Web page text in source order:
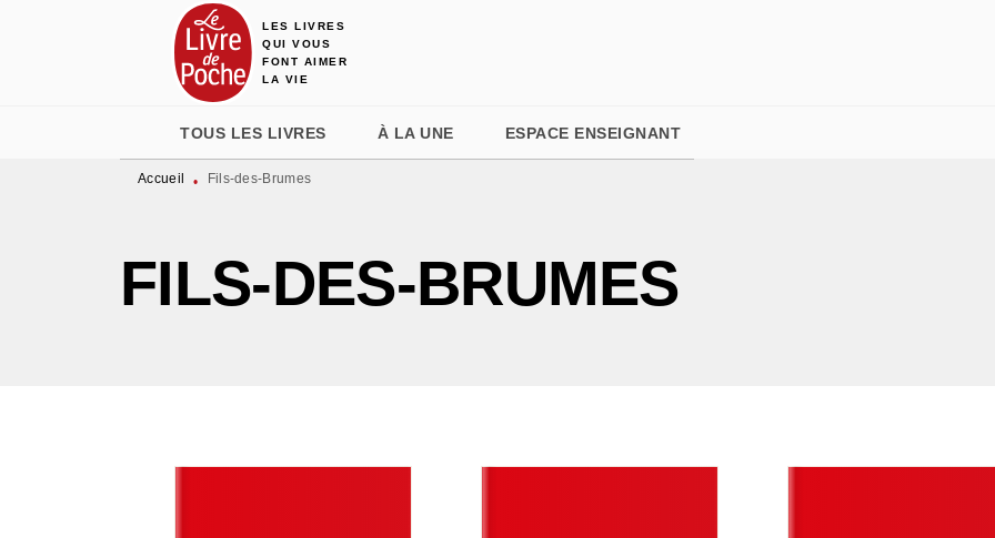
MENU RECHERCHE
LES LIVRES
QUI VOUS
FONT AIMER
LA VIE
TOUS LES LIVRES À LA UNE ESPACE ENSEIGNANT
Accueil • Fils-des-Brumes
FILS-DES-BRUMES